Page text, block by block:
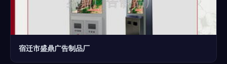
宿迁市盛鼎广告制品厂